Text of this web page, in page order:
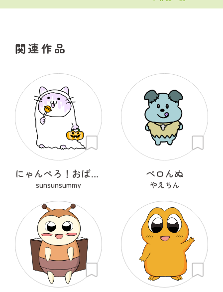
関連作品
にゃんぺろ！おばけっ
sunsunsummy
ペロんぬ
やえちん